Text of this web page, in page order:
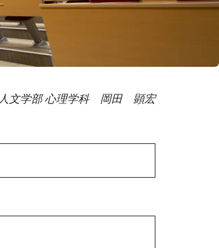
人文学部 心理学科 岡田 顕宏